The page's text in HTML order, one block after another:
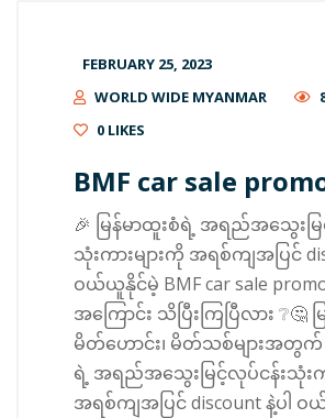
FEBRUARY 25, 2023
WORLD WIDE MYANMAR
0 LIKES
BMF car sale
🎉 မြန်မာထူးစံရဲ့ အရည်အသွေးမ
သုံးကားများကို အရစ်ကျအပြင်
ဝယ်ယူနိုင်မဲ့ BMF car sale
အကြောင်း သိပြီးကြပြီလား ❔🤔
မိတ်ဟောင်း၊ မိတ်သစ်များအတွက်
ရဲ့ အရည်အသွေးမြင့်လုပ်ငန်းသုံးက
အရစ်ကျအပြင် discount နဲ့ပါ